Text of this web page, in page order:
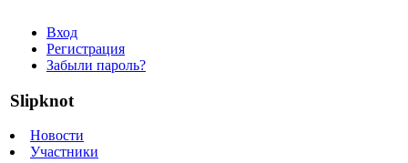
Вход
Регистрация
Забыли пароль?
Slipknot
Новости
Участники